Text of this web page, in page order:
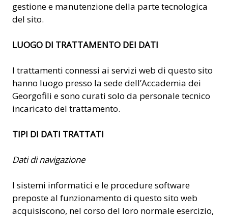
gestione e manutenzione della parte tecnologica
del sito.
LUOGO DI TRATTAMENTO DEI DATI
I trattamenti connessi ai servizi web di questo sito
hanno luogo presso la sede dell’Accademia dei
Georgofili e sono curati solo da personale tecnico
incaricato del trattamento.
TIPI DI DATI TRATTATI
Dati di navigazione
I sistemi informatici e le procedure software
preposte al funzionamento di questo sito web
acquisiscono, nel corso del loro normale esercizio,